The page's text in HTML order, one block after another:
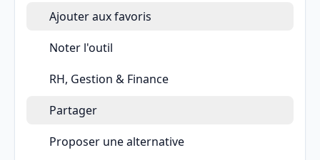
Ajouter aux favoris
Noter l'outil
RH, Gestion & Finance
Partager
Proposer une alternative